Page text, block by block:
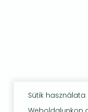
Sütik használata
Weboldalunkon